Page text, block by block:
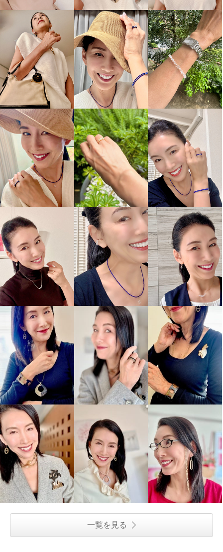
一覧を見る